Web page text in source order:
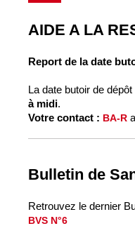
AIDE A LA
Report de la date
La date butoir de
à midi.
Votre contact : BA-R
Bulletin de
Retrouvez le dernier
BVS N°6